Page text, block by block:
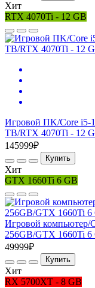
Хит
RTX 4070Ti - 12 GB
Игровой ПK/Core i5-
TB/RTX 4070Ti - 12
145999₽
Купить
Хит
GTX 1660Ti 6 GB
Игровой компьютер/
256GB/GTX 1660Ti 6
49999₽
Купить
Хит
RX 5700XT - 8 GB